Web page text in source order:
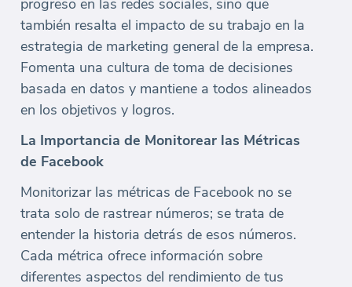
también resalta el impacto de su trabajo en la
estrategia de marketing general de la empresa.
Fomenta una cultura de toma de decisiones
basada en datos y mantiene a todos alineados
en los objetivos y logros.
La Importancia de Monitorear las Métricas
de Facebook
Monitorizar las métricas de Facebook no se
trata solo de rastrear números; se trata de
entender la historia detrás de esos números.
Cada métrica ofrece información sobre
diferentes aspectos del rendimiento de tus